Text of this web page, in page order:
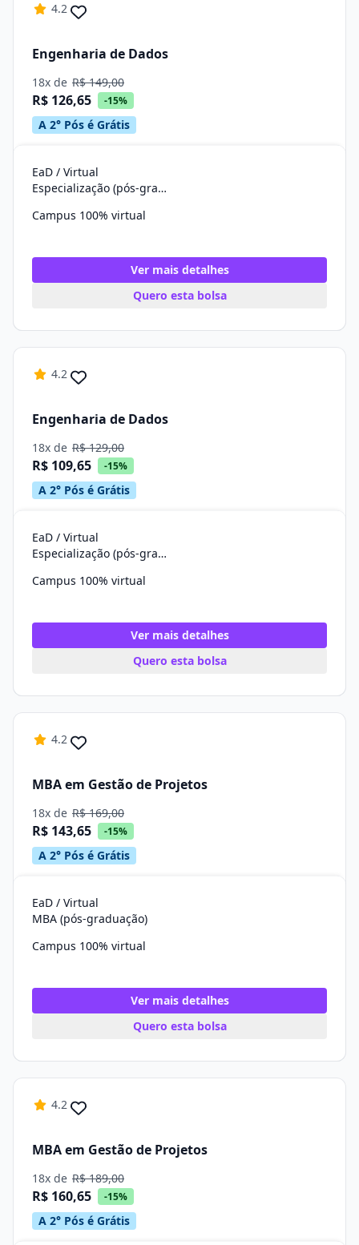
4.2
Engenharia de Dados
18x de R$ 149,00
R$ 126,65 -15%
A 2° Pós é Grátis
EaD / Virtual
Especialização (pós-graduação)
Campus 100% virtual
Ver mais detalhes
Quero esta bolsa
4.2
Engenharia de Dados
18x de R$ 129,00
R$ 109,65 -15%
A 2° Pós é Grátis
EaD / Virtual
Especialização (pós-graduação)
Campus 100% virtual
Ver mais detalhes
Quero esta bolsa
4.2
MBA em Gestão de Projetos
18x de R$ 169,00
R$ 143,65 -15%
A 2° Pós é Grátis
EaD / Virtual
MBA (pós-graduação)
Campus 100% virtual
Ver mais detalhes
Quero esta bolsa
4.2
MBA em Gestão de Projetos
18x de R$ 189,00
R$ 160,65 -15%
A 2° Pós é Grátis